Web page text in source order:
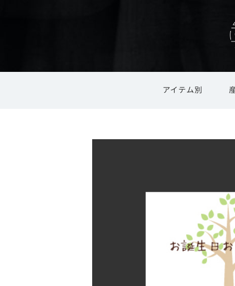
アイテム別
食器・キッチン用品
高岡銅器 高岡漆器
内祝い 結婚祝い
ご利用ガイド